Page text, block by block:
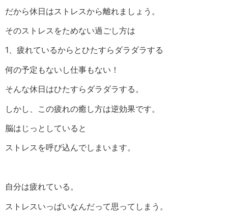
だから休日はストレスから離れましょう。
そのストレスをためない過ごし方は
1、疲れているからとひたすらダラダラする
何の予定もないし仕事もない！
そんな休日はひたすらダラダラする。
しかし、この疲れの癒し方は逆効果です。
脳はじっとしていると
ストレスを呼び込んでしまいます。
自分は疲れている。
ストレスいっぱいなんだって思ってしまう。